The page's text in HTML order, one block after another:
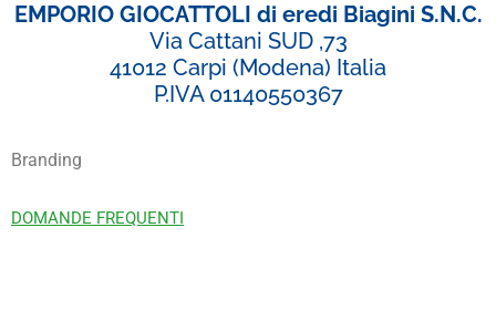
EMPORIO GIOCATTOLI di eredi Biagini S.N.C.
Via Cattani SUD ,73
41012 Carpi (Modena) Italia
P.IVA 01140550367
Branding
DOMANDE FREQUENTI